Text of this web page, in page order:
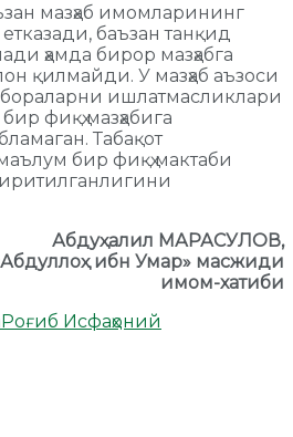
мазҳаб имомларининг
баъзан танқид
ҳамда бирор мазҳабга
қилмайди. У мазҳаб аъзоси
ишлатмасликлари
фиқҳ мазҳабига
Табақот
бир фиқҳ мактаби
Абдуҳалил МАРАСУЛОВ,
ибн Умар» масжиди
имом-хатиби
Роғиб Исфаҳоний